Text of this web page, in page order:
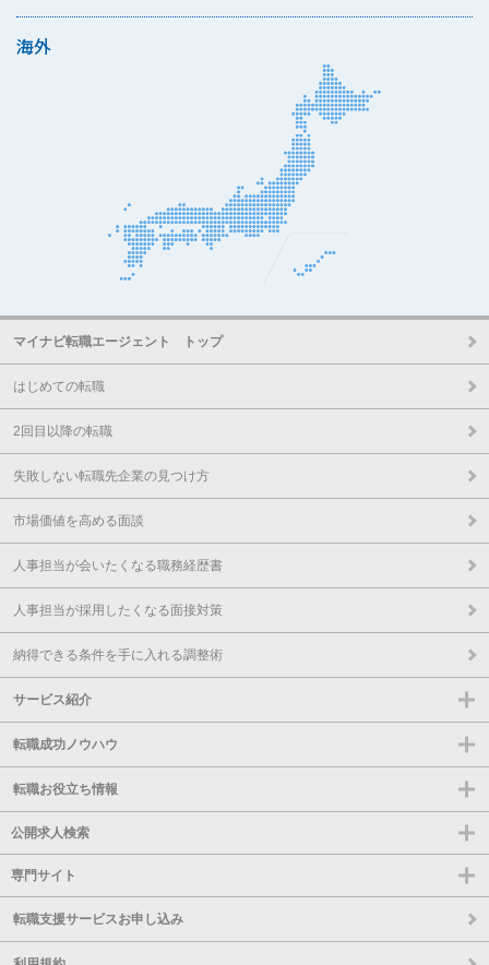
海外
マイナビ転職エージェント トップ
はじめての転職
2回目以降の転職
失敗しない転職先企業の見つけ方
市場価値を高める面談
人事担当が会いたくなる職務経歴書
人事担当が採用したくなる面接対策
納得できる条件を手に入れる調整術
サービス紹介
転職成功ノウハウ
転職お役立ち情報
公開求人検索
専門サイト
転職支援サービスお申し込み